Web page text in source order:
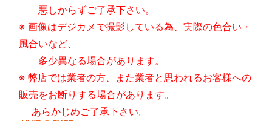
悪しからずご了承下さい。
※ 画像はデジカメで撮影している為、実際の色合い・
風合いなど、
多少異なる場合があります。
※ 弊店では業者の方、また業者と思われるお客様への
販売をお断りする場合があります。
あらかじめご了承下さい。